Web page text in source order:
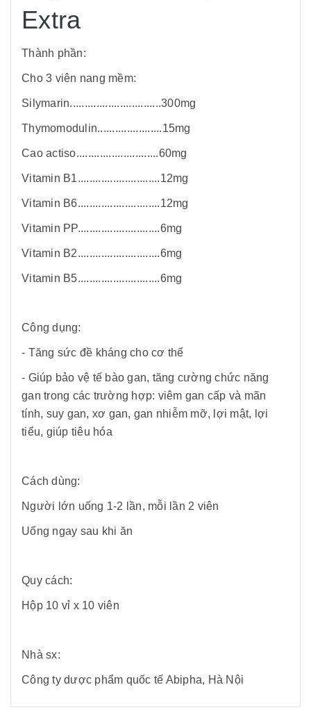
Extra
Thành phần:
Cho 3 viên nang mềm:
Silymarin...............................300mg
Thymomodulin......................15mg
Cao actiso............................60mg
Vitamin B1............................12mg
Vitamin B6............................12mg
Vitamin PP............................6mg
Vitamin B2............................6mg
Vitamin B5............................6mg
Công dụng:
- Tăng sức đề kháng cho cơ thể
- Giúp bảo vệ tế bào gan, tăng cường chức năng
gan trong các trường hợp: viêm gan cấp và mãn
tính, suy gan, xơ gan, gan nhiễm mỡ, lợi mật, lợi
tiểu, giúp tiêu hóa
Cách dùng:
Người lớn uống 1-2 lần, mỗi lần 2 viên
Uống ngay sau khi ăn
Quy cách:
Hộp 10 vỉ x 10 viên
Nhà sx:
Công ty dược phẩm quốc tế Abipha, Hà Nội